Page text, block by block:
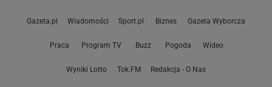
Gazeta.pl Wiadomości Sport.pl Biznes Gazeta Wyborcza
Praca Program TV Buzz Pogoda Wideo
Wyniki Lotto Tok.FM Redakcja - O Nas